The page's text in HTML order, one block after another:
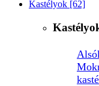
Kastélyok [62]